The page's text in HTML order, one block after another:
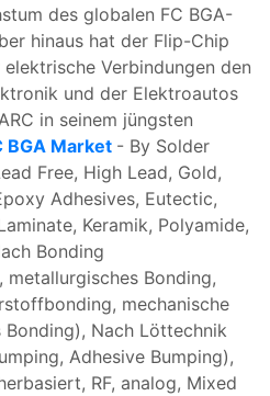
des globalen FC BGA-
hinaus hat der Flip-Chip
Verbindungen den
und der Elektroautos
in seinem jüngsten
BGA Market - By Solder
Free, High Lead, Gold,
Adhesives, Eutectic,
Keramik, Polyamide,
Bonding
metallurgisches Bonding,
mechanische
Nach Löttechnik
Adhesive Bumping),
RF, analog, Mixed